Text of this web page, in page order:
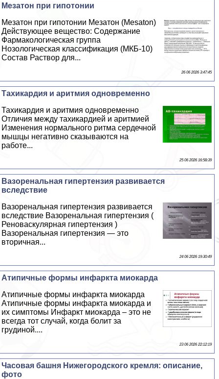
Мезатон при гипотонии
Мезатон при гипотонии Мезатон (Mesaton)
Действующее вещество: Содержание
Фармакологическая группа
Нозологическая классификация (МКБ-10)
Состав Раствор для...
26 06 2026 3:47:45
Тахикардия и аритмия одновременно
Тахикардия и аритмия одновременно
Отличия между тахикардией и аритмией
Изменения нормального ритма сердечной
мышцы негативно сказываются на
работе...
25 06 2026 16:58:39
Вазоренальная гипертензия развивается
вследствие
Вазоренальная гипертензия развивается
вследствие Вазоренальная гипертензия (
Реноваскулярная гипертензия )
Вазоренальная гипертензия — это
вторичная...
24 06 2026 19:30:49
Атипичные формы инфаркта миокарда
Атипичные формы инфаркта миокарда
Атипичные формы инфаркта миокарда и
их симптомы Инфаркт миокарда – это не
всегда тот случай, когда болит за
гpyдиной....
23 06 2026 22:12:19
Часовая башня Нижегородского кремля: описание,
фото